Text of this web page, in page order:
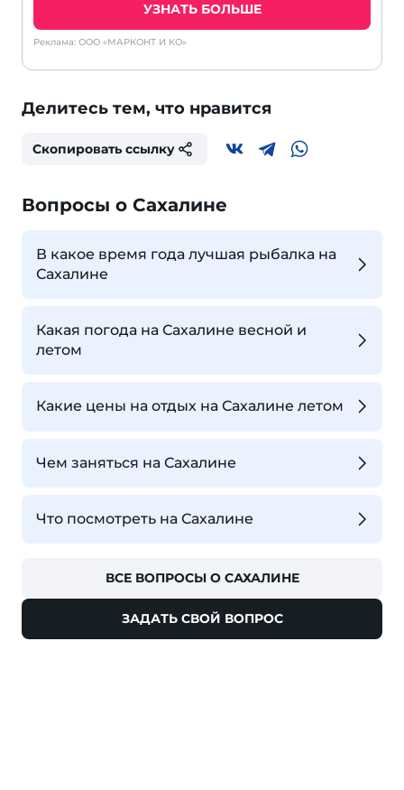
УЗНАТЬ БОЛЬШЕ
Реклама: ООО «МАРКОНТ И КО»
Делитесь тем, что нравится
Скопировать ссылку
Вопросы о Сахалине
В какое время года лучшая рыбалка на
Сахалине
Какая погода на Сахалине весной и
летом
Какие цены на отдых на Сахалине летом
Чем заняться на Сахалине
Что посмотреть на Сахалине
ВСЕ ВОПРОСЫ О САХАЛИНЕ
ЗАДАТЬ СВОЙ ВОПРОС